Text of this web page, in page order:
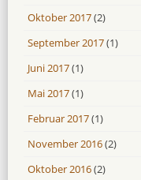
Oktober 2017(2)
September 2017(1)
Juni 2017(1)
Mai 2017(1)
Februar 2017(1)
November 2016(2)
Oktober 2016(2)